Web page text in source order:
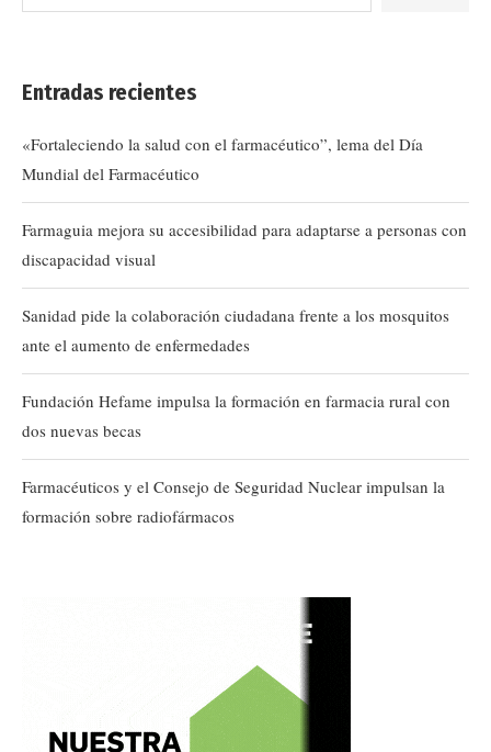
Entradas recientes
«Fortaleciendo la salud con el farmacéutico”, lema del Día
Mundial del Farmacéutico
Farmaguia mejora su accesibilidad para adaptarse a personas con
discapacidad visual
Sanidad pide la colaboración ciudadana frente a los mosquitos
ante el aumento de enfermedades
Fundación Hefame impulsa la formación en farmacia rural con
dos nuevas becas
Farmacéuticos y el Consejo de Seguridad Nuclear impulsan la
formación sobre radiofármacos